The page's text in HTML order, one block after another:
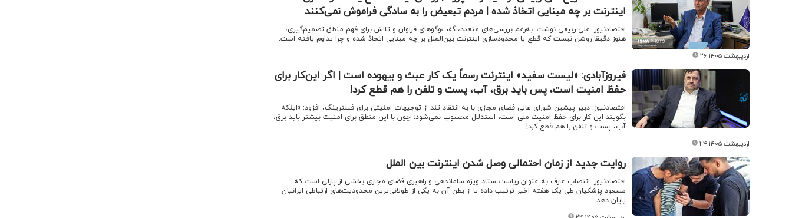
اینترنت بر چه مبنایی اتخاذ شده | مردم تبعیض را به ‌سادگی فراموش نمی‌کنند
اقتصادنیوز: علی ربیعی نوشت: به‌رغم بررسی‌های متعدد، گفت‌وگوهای فراوان و تلاش برای فهم منطق تصمیم‌گیری،
هنوز دقیقا روشن نیست که قطع یا محدودسازی اینترنت بین‌الملل بر چه مبنایی اتخاذ شده و چرا تداوم یافته است.
۲۶ اردیبهشت ۱۴۰۵
فیروزآبادی: «لیست سفید» اینترنت رسماً یک کار عبث و بیهوده است | اگر این‌کار برای
حفظ امنیت است، پس باید برق، آب، پست و تلفن را هم قطع کرد!
اقتصادنیوز: دبیر پیشین شورای عالی فضای مجازی با به انتقاد تند از توجیهات امنیتی برای فیلترینگ، افزود: «اینکه
بگویند این کار برای حفظ امنیت ملی است، استدلال محسوب نمی‌شود؛ چون با این منطق برای امنیت بیشتر باید برق،
آب، پست و تلفن را هم قطع کرد!
۲۴ اردیبهشت ۱۴۰۵
روایت جدید از زمان احتمالی وصل شدن اینترنت بین الملل
اقتصادنیوز: انتصاب عارف به عنوان ریاست ستاد ویژه ساماندهی و راهبری فضای مجازی بخشی از پازلی است که
مسعود پزشکیان طی یک هفته اخیر ترتیب داده تا از بطن آن به یکی از طولانی‌ترین محدودیت‌های ارتباطی ایرانیان
پایان دهد.